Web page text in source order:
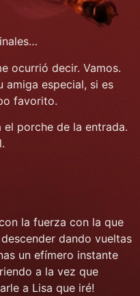
ocurrió decir. Vamos.
amiga especial, si es
favorito.
el porche de la entrada.
la fuerza con la que
dando vueltas
un efímero instante
a la vez que
a Lisa que iré!